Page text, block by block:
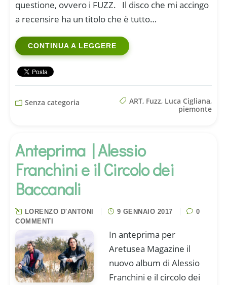
questione, ovvero i FUZZ. Il disco che mi accingo
a recensire ha un titolo che è tutto…
CONTINUA A LEGGERE
Senza categoria ART, Fuzz, Luca Cigliana,
piemonte
Anteprima | Alessio
Franchini e il Circolo dei
Baccanali
LORENZO D'ANTONI 9 GENNAIO 2017
0
COMMENTI
In anteprima per
Aretusea Magazine il
nuovo album di Alessio
Franchini e il circolo dei